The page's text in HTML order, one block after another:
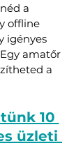
a
offline
igényes
amatőr
a
10
üzleti